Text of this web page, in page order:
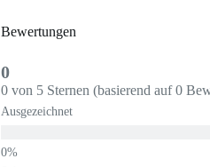
Bewertungen
0
0 von 5 Sternen (basierend auf 0
Ausgezeichnet